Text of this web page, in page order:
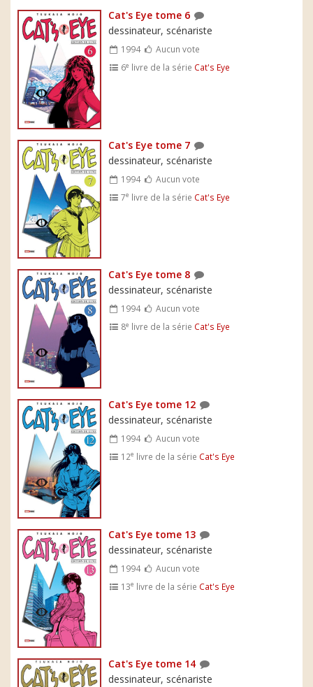
Cat's Eye tome 6
dessinateur, scénariste
1994
Aucun vote
6e livre de la série Cat's Eye
Cat's Eye tome 7
dessinateur, scénariste
1994
Aucun vote
7e livre de la série Cat's Eye
Cat's Eye tome 8
dessinateur, scénariste
1994
Aucun vote
8e livre de la série Cat's Eye
Cat's Eye tome 12
dessinateur, scénariste
1994
Aucun vote
12e livre de la série Cat's Eye
Cat's Eye tome 13
dessinateur, scénariste
1994
Aucun vote
13e livre de la série Cat's Eye
Cat's Eye tome 14
dessinateur, scénariste